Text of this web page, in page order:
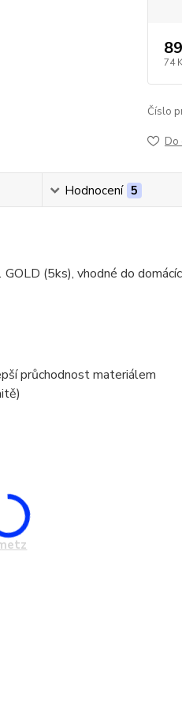
74
Číslo
Do
Hodnocení 5
(5ks), vhodné do
průchodnost materiálem